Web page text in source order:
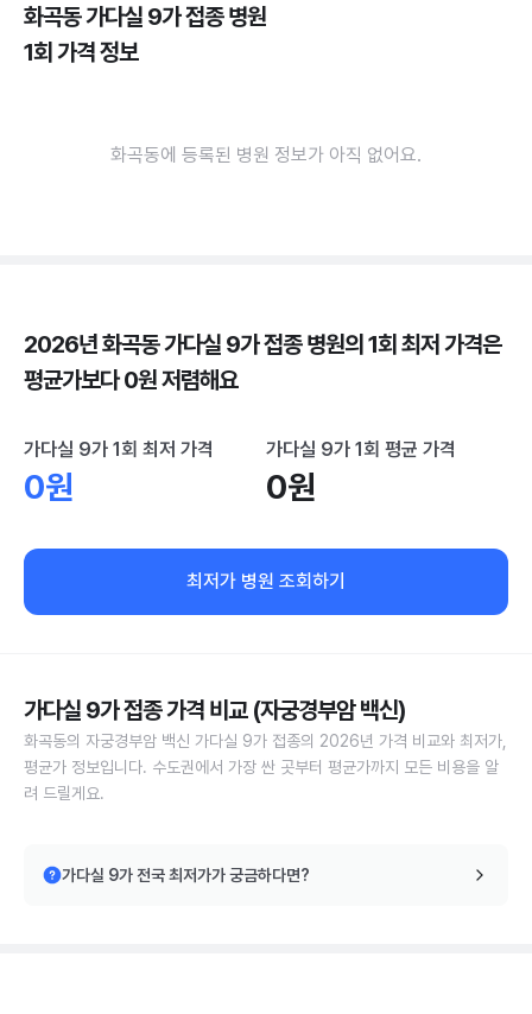
화곡동 가다실 9가 접종 병원
1회 가격 정보
화곡동에 등록된 병원 정보가 아직 없어요.
2026년 화곡동 가다실 9가 접종 병원의 1회 최저 가격은
평균가보다 0원 저렴해요
가다실 9가 1회 최저 가격
0원
가다실 9가 1회 평균 가격
0원
최저가 병원 조회하기
가다실 9가 접종 가격 비교 (자궁경부암 백신)
화곡동의 자궁경부암 백신 가다실 9가 접종의 2026년 가격 비교와 최저가,
평균가 정보입니다. 수도권에서 가장 싼 곳부터 평균가까지 모든 비용을 알
려 드릴게요.
가다실 9가 전국 최저가가 궁금하다면?